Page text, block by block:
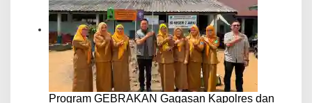
Program GEBRAKAN Gagasan Kapolres dan